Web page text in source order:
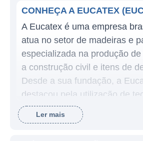
CONHEÇA A EUCATEX
A Eucatex é uma empresa
atua no setor de madeiras e
especializada na produção
a construção civil e itens de
Desde a sua fundação, a
destacou pela utilização de
inovação em seus processos
além de um compromisso com
Ler mais